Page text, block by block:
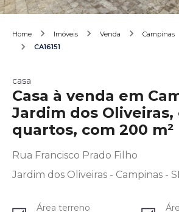
Home Imóveis Venda Campinas
CA16151
casa
Casa à venda em
Jardim dos Oliveiras,
quartos, com 200 m²
Rua Francisco Prado Filho
Jardim dos Oliveiras - Campinas -
Área terreno